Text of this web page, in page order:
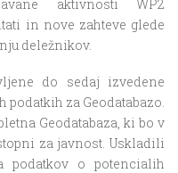
aktivnosti WP2
in nove zahteve glede
deležnikov.
do sedaj izvedene
za Geodatabazo.
Geodatabaza, ki bo v
za javnost. Uskladili
podatkov o potencialih